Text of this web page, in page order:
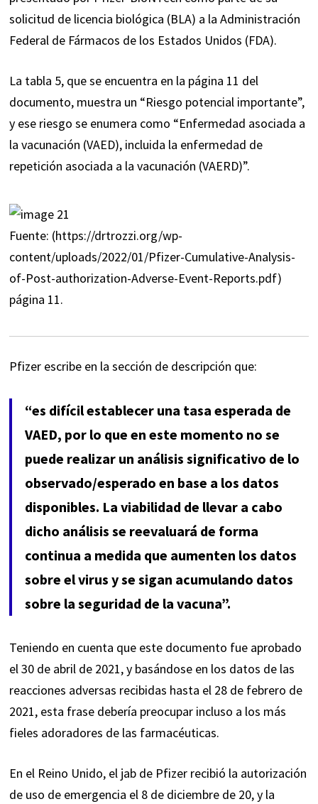
solicitud de licencia biológica (BLA) a la Administración
Federal de Fármacos de los Estados Unidos (FDA).
La tabla 5, que se encuentra en la página 11 del
documento, muestra un “Riesgo potencial importante”,
y ese riesgo se enumera como “Enfermedad asociada a
la vacunación (VAED), incluida la enfermedad de
repetición asociada a la vacunación (VAERD)”.
Fuente: (https://drtrozzi.org/wp-
content/uploads/2022/01/Pfizer-Cumulative-Analysis-
of-Post-authorization-Adverse-Event-Reports.pdf)
página 11.
Pfizer escribe en la sección de descripción que:
“es difícil establecer una tasa esperada de
VAED, por lo que en este momento no se
puede realizar un análisis significativo de lo
observado/esperado en base a los datos
disponibles. La viabilidad de llevar a cabo
dicho análisis se reevaluará de forma
continua a medida que aumenten los datos
sobre el virus y se sigan acumulando datos
sobre la seguridad de la vacuna”.
Teniendo en cuenta que este documento fue aprobado
el 30 de abril de 2021, y basándose en los datos de las
reacciones adversas recibidas hasta el 28 de febrero de
2021, esta frase debería preocupar incluso a los más
fieles adoradores de las farmacéuticas.
En el Reino Unido, el jab de Pfizer recibió la autorización
de uso de emergencia el 8 de diciembre de 20, y la